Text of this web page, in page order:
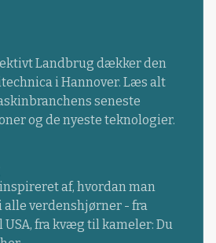
Landbrug dækker den
i Hannover. Læs alt
seneste
og de nyeste teknologier.
af, hvordan man
verdenshjørner - fra
fra kvæg til kameler: Du